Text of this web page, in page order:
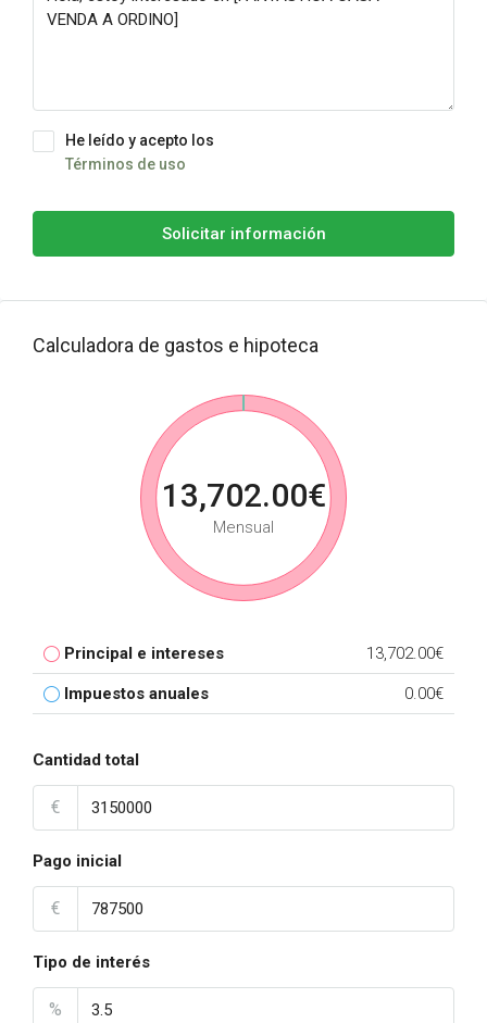
He leído y acepto los
Términos de uso
Solicitar información
Calculadora de gastos e hipoteca
13,702.00€
Mensual
Principal e intereses 13,702.00€
Impuestos anuales 0.00€
Cantidad total
€
Pago inicial
€
Tipo de interés
%